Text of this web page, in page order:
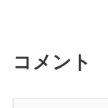
コメント